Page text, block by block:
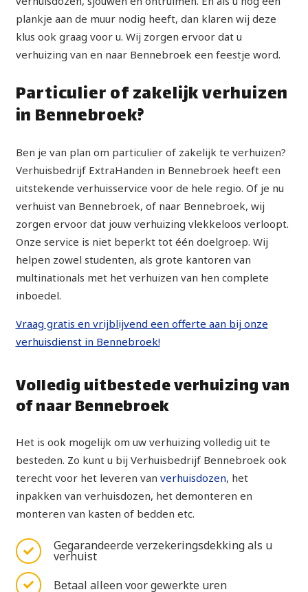
plankje aan de muur nodig heeft, dan klaren wij deze
klus ook graag voor u. Wij zorgen ervoor dat u
verhuizing van en naar Bennebroek een feestje word.
Particulier of zakelijk verhuizen
in Bennebroek?
Ben je van plan om particulier of zakelijk te verhuizen?
Verhuisbedrijf ExtraHanden in Bennebroek heeft een
uitstekende verhuisservice voor de hele regio. Of je nu
verhuist van Bennebroek, of naar Bennebroek, wij
zorgen ervoor dat jouw verhuizing vlekkeloos verloopt.
Onze service is niet beperkt tot één doelgroep. Wij
helpen zowel studenten, als grote kantoren van
multinationals met het verhuizen van hen complete
inboedel.
Vraag gratis en vrijblijvend een offerte aan bij onze
verhuisdienst in Bennebroek!
Volledig uitbestede verhuizing van
of naar Bennebroek
Het is ook mogelijk om uw verhuizing volledig uit te
besteden. Zo kunt u bij Verhuisbedrijf Bennebroek ook
terecht voor het leveren van verhuisdozen, het
inpakken van verhuisdozen, het demonteren en
monteren van kasten of bedden etc.
Gegarandeerde verzekeringsdekking als u
verhuist
Betaal alleen voor gewerkte uren